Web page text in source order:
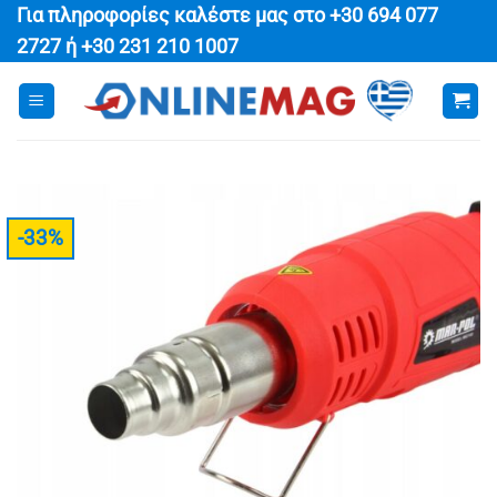
Μετάβαση
στο
περιεχόμενο
Για πληροφορίες καλέστε μας στο +30 694 077
2727 ή +30 231 210 1007
-33%